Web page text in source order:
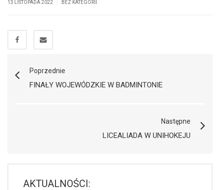
13 LISTOPADA 2022 BEZ KATEGORII
Poprzednie
FINAŁY WOJEWÓDZKIE W BADMINTONIE
Następne
LICEALIADA W UNIHOKEJU
AKTUALNOŚCI: